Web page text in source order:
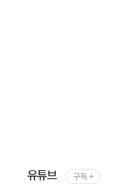
유튜브 구독 +